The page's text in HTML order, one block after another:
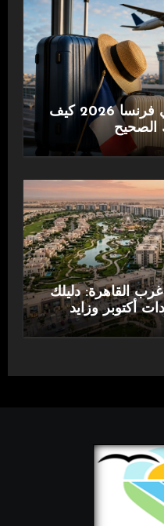
دليل أكواد المطارات في فرنسا 2026 كيف
الصحيح
القاهرة: دليلك
أكتوبر وزايد